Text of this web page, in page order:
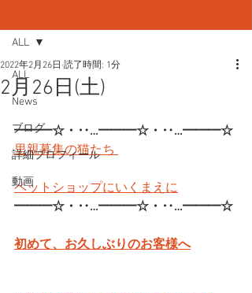
ALL
News
ブログ
詳細プロフィール
動画
ALL
2月26日(土)
2022年2月26日 読了時間: 1分
━━━☆・‥…━━━☆・‥…━━━☆
里親募集の猫たち
ペットショップにいくまえに
━━━☆・‥…━━━☆・‥…━━━☆
初めて、お久しぶりのお客様へ